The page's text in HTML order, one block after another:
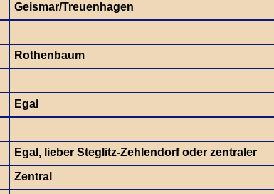
Geismar/Treuenhagen
Rothenbaum
Egal
Egal, lieber Steglitz-Zehlendorf oder zentraler
Zentral